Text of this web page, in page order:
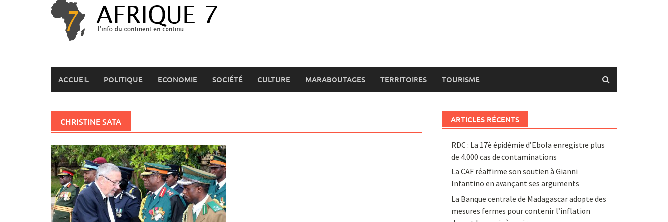
ACCUEIL POLITIQUE ECONOMIE SOCIÉTÉ CULTURE MARABOUTAGES TERRITOIRES TOURISME
CHRISTINE SATA ARTICLES RÉCENTS
RDC : La 17è épidémie d’Ebola enregistre plus
de 4.000 cas de contaminations
La CAF réaffirme son soutien à Gianni
Infantino en avançant ses arguments
La Banque centrale de Madagascar adopte des
mesures fermes pour contenir l’inflation